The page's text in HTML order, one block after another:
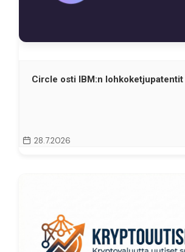
Circle osti IBM:n lohkoketjupatentit
28.7.2026